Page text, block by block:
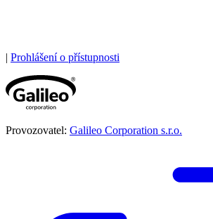
| Prohlášení o přístupnosti
Provozovatel: Galileo Corporation s.r.o.